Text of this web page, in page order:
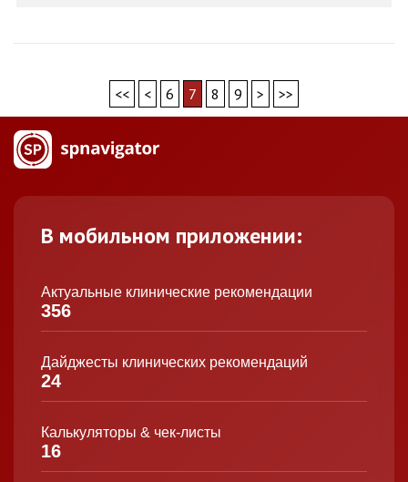
<< < 6 7 8 9 > >>
В мобильном приложении:
Актуальные клинические рекомендации
356
Дайджесты клинических рекомендаций
24
Калькуляторы & чек-листы
16